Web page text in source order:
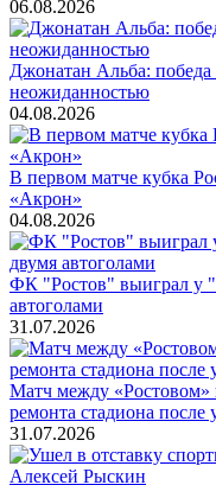
06.08.2026
Джонатан Альба:
неожиданностью
04.08.2026
В первом матче кубка
«Акрон»
04.08.2026
ФК "Ростов" выиграл у
автоголами
31.07.2026
Матч между
ремонта стадиона после
31.07.2026